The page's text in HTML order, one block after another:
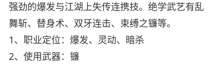
强劲的爆发与江湖上失传连携技。绝学武艺有乱
舞斩、替身术、双牙连击、束缚之镰等。
1、职业定位：爆发、灵动、暗杀
2、使用武器：镰